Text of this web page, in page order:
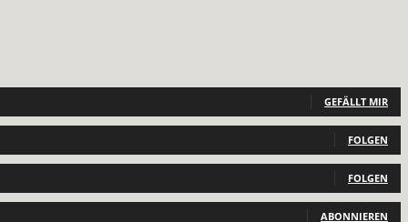
GEFÄLLT MIR
FOLGEN
FOLGEN
ABONNIEREN